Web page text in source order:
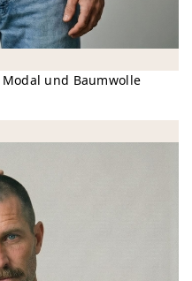
und Baumwolle